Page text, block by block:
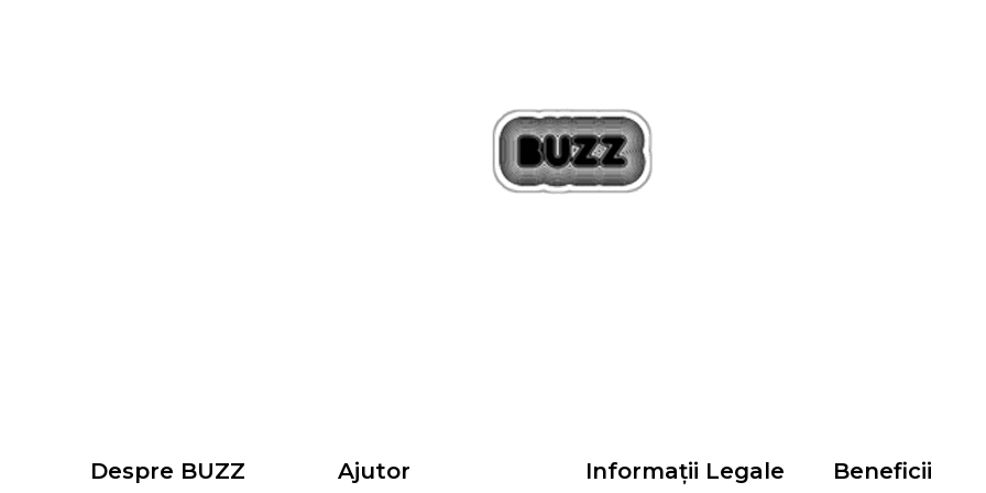
Despre BUZZ Ajutor Informații Legale Beneficii